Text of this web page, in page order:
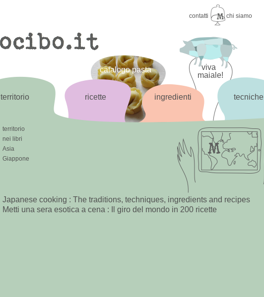
contatti chi siamo
territorio ricette
catalogo pasta
ingredienti
viva
maiale!
tecniche
territorio
nei libri
Asia
Giappone
Japanese cooking : The traditions, techniques, ingredients and recipes
Metti una sera esotica a cena : Il giro del mondo in 200 ricette